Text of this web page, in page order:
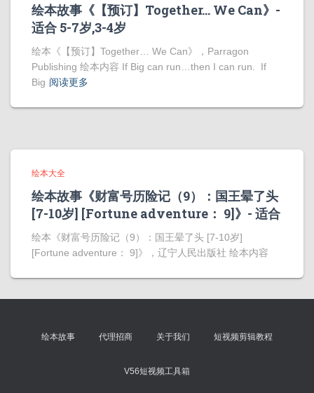
绘本故事《【预订】Together… We Can》-
适合 5-7岁,3-4岁
绘本《【预订】Together… We Can》，Parragon
Publishing 绘本内容 If Big can run…then I can run. If
Big 阅读更多
绘本大全
绘本故事《财富号历险记（9）：国王晕了头
[7-10岁] [Fortune adventure： 9]》- 适合
绘本《财富号历险记（9）：国王晕了头 [7-10岁]
[Fortune adventure： 9]》，辽宁人民出版社 绘本内容
绘本故事 代理招商 关于我们 短视频剪辑教程
V56短视频工具箱